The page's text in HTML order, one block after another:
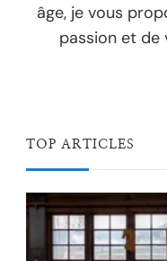
âge, je vous
passion et de
TOP ARTICLES